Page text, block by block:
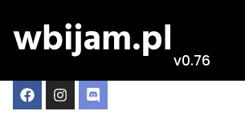
v0.76